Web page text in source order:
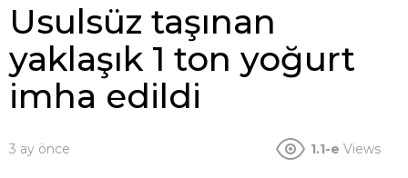
Usulsüz taşınan
yaklaşık 1 ton yoğurt
imha edildi
3 ay önce 1.1-e Views